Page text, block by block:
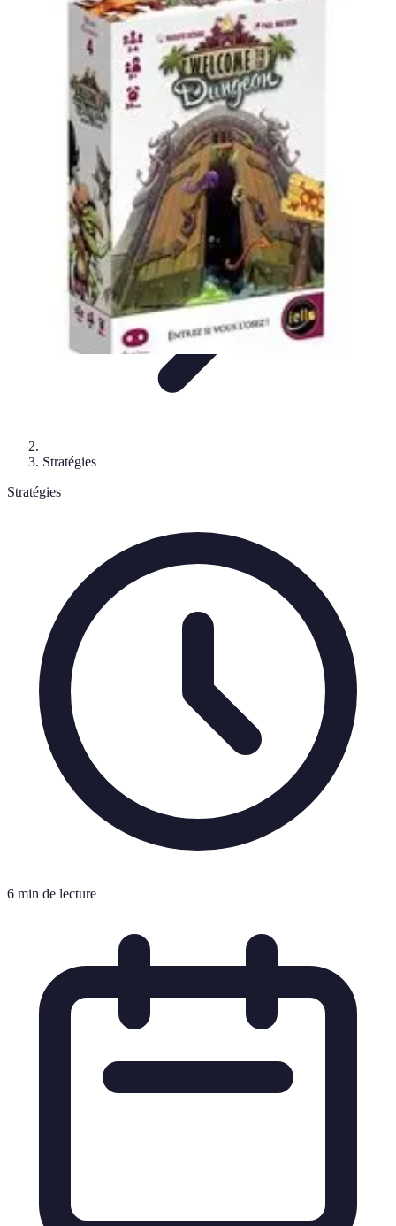
Stratégies et TechniquesEntraînement et Techniques
Entraînement et TechniqueStratégies d'équipe
Volley Direct
Stratégies
Stratégies
6 min de lecture